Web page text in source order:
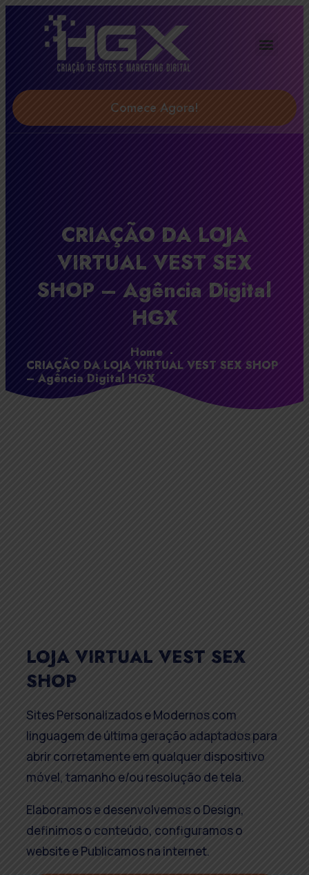
Comece Agora!
CRIAÇÃO DA LOJA
VIRTUAL VEST SEX
SHOP – Agência Digital
HGX
Home -
CRIAÇÃO DA LOJA VIRTUAL VEST SEX SHOP
– Agência Digital HGX
LOJA VIRTUAL VEST SEX
SHOP
Sites Personalizados e Modernos com
linguagem de última geração adaptados para
abrir corretamente em qualquer dispositivo
móvel, tamanho e/ou resolução de tela.
Elaboramos e desenvolvemos o Design,
definimos o conteúdo, configuramos o
website e Publicamos na internet.